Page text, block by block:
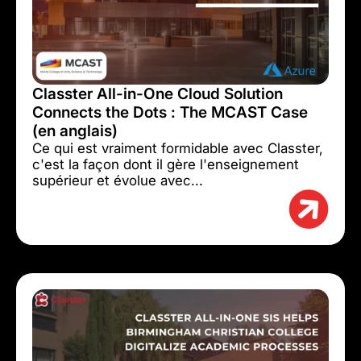
Classter All-in-One Cloud Solution
Connects the Dots : The MCAST Case
(en anglais)
Ce qui est vraiment formidable avec Classter,
c'est la façon dont il gère l'enseignement
supérieur et évolue avec...